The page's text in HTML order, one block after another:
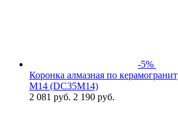
-5%
Коронка алмазная по
M14 (DC35M14)
2 081 руб. 2 190 руб.